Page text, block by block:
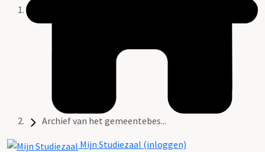
Archief van het gemeentebes...
Mijn Studiezaal (inloggen)